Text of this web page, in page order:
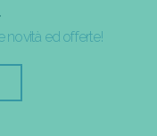
novità ed offerte!